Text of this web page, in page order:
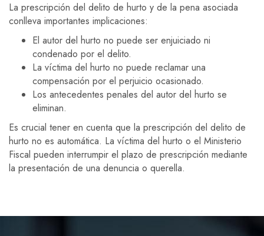
La prescripción del delito de hurto y de la pena asociada
conlleva importantes implicaciones:
El autor del hurto no puede ser enjuiciado ni
condenado por el delito.
La víctima del hurto no puede reclamar una
compensación por el perjuicio ocasionado.
Los antecedentes penales del autor del hurto se
eliminan.
Es crucial tener en cuenta que la prescripción del delito de
hurto no es automática. La víctima del hurto o el Ministerio
Fiscal pueden interrumpir el plazo de prescripción mediante
la presentación de una denuncia o querella.